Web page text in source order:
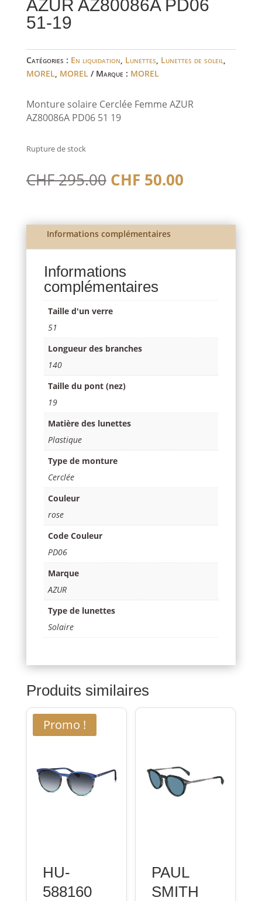
AZUR AZ80086A PD06
51-19
Catégories : En liquidation, Lunettes, Lunettes de soleil,
MOREL, MOREL Marque : MOREL
Monture solaire Cerclée Femme AZUR
AZ80086A PD06 51 19
Rupture de stock
CHF295.00 Le
prix
était :
CHF 295.00.
CHF 50.00Le
est :
Informations complémentaires
Informations
complémentaires
Taille d'un verre
51
Longueur des branches
140
Taille du pont (nez)
19
Matière des lunettes
Plastique
Type de monture
Cerclée
Couleur
rose
Code Couleur
PD06
Marque
AZUR
Type de lunettes
Solaire
Produits similaires
Promo !
HU-
588160
PAUL
SMITH